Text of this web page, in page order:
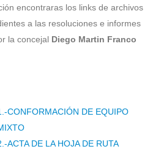
encontraras los links de archivos
a las resoluciones e informes
la concejal Diego Martin Franco
CONFORMACIÓN DE EQUIPO
ACTA DE LA HOJA DE RUTA